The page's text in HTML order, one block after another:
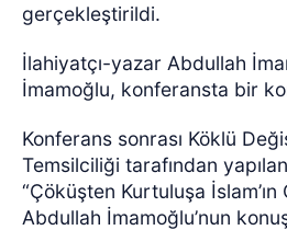
gerçekleştirildi.
İlahiyatçı-yazar Abdullah
İmamoğlu, konferansta bir
Konferans sonrası Köklü
Temsilciliği tarafından
“Çöküşten Kurtuluşa İslam’ın
Abdullah İmamoğlu’nun